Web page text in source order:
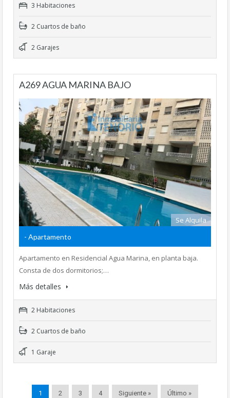
3 Habitaciones
2 Cuartos de baño
2 Garajes
A269 AGUA MARINA BAJO
Se Alquila
- Apartamento
Apartamento en Residencial Agua Marina, en planta baja.
Consta de dos dormitorios;…
Más detalles
2 Habitaciones
2 Cuartos de baño
1 Garaje
1 2 3 4 Siguiente » Último »